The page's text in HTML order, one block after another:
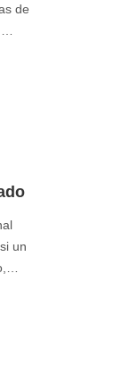
de
La
un